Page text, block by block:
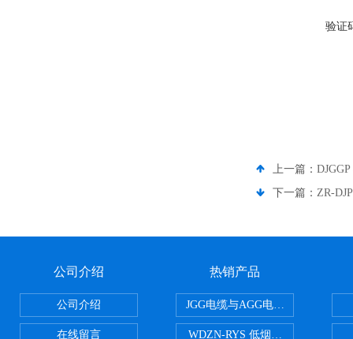
验证
上一篇：
下一篇： ZR-
公司介绍
公司介绍
在线留言
热销产品
JGG电缆与AGG电缆有什么区别
WDZN-RYS 低烟无卤耐火双绞线